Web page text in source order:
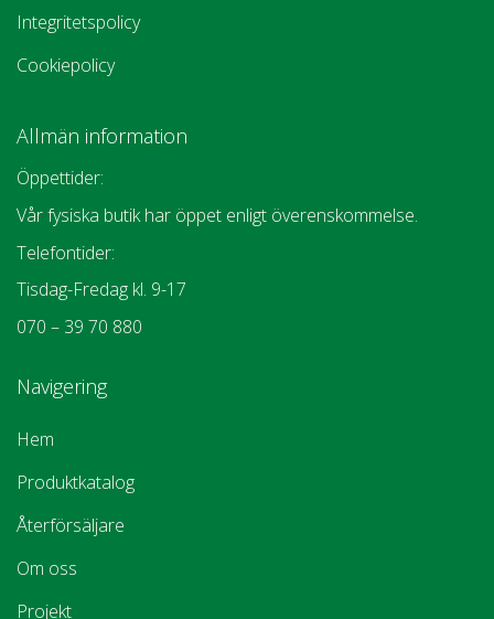
Integritetspolicy
Cookiepolicy
Allmän information
Öppettider:
Vår fysiska butik har öppet enligt överenskommelse.
Telefontider:
Tisdag-Fredag kl. 9-17
070 – 39 70 880
Navigering
Hem
Produktkatalog
Återförsäljare
Om oss
Projekt